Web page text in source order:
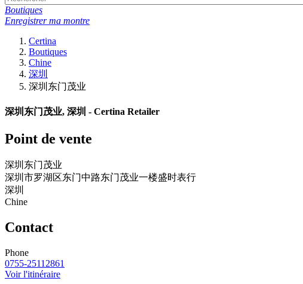
Boutiques
Enregistrer ma montre
Certina
Boutiques
Chine
深圳
深圳东门茂业
深圳东门茂业, 深圳 - Certina Retailer
Point de vente
深圳东门茂业
深圳市罗湖区东门中路东门茂业一楼盛时表行
深圳
Chine
Contact
Phone
0755-25112861
Voir l'itinéraire